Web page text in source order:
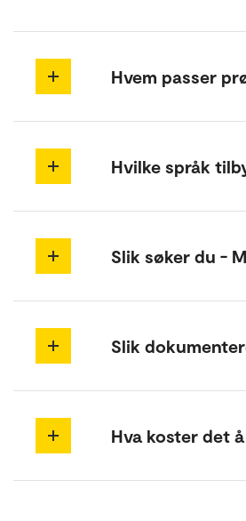
Hvem passer
Hvilke språk
Slik søker du -
Slik
Hva koster det